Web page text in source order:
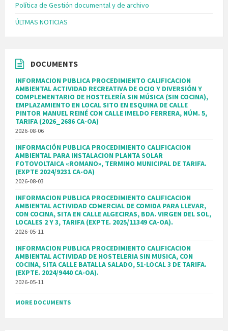
Política de Gestión documental y de archivo
ÚLTMAS NOTICIAS
DOCUMENTS
INFORMACION PUBLICA PROCEDIMIENTO CALIFICACION
AMBIENTAL ACTIVIDAD RECREATIVA DE OCIO Y DIVERSIÓN Y
COMPLEMENTARIO DE HOSTELERÍA SIN MÚSICA (SIN COCINA),
EMPLAZAMIENTO EN LOCAL SITO EN ESQUINA DE CALLE
PINTOR MANUEL REINÉ CON CALLE IMELDO FERRERA, NÚM. 5,
TARIFA (2026_2686 CA-OA)
2026-08-06
INFORMACIÓN PUBLICA PROCEDIMIENTO CALIFICACION
AMBIENTAL PARA INSTALACION PLANTA SOLAR
FOTOVOLTAICA «ROMANO», TERMINO MUNICIPAL DE TARIFA.
(EXPTE 2024/9231 CA-OA)
2026-08-03
INFORMACION PUBLICA PROCEDIMIENTO CALIFICACION
AMBIENTAL ACTIVIDAD COMERCIAL DE COMIDA PARA LLEVAR,
CON COCINA, SITA EN CALLE ALGECIRAS, BDA. VIRGEN DEL SOL,
LOCALES 2 Y 3, TARIFA (EXPTE. 2025/11349 CA-OA).
2026-05-11
INFORMACION PUBLICA PROCEDIMIENTO CALIFICACION
AMBIENTAL ACTIVIDAD DE HOSTELERIA SIN MUSICA, CON
COCINA, SITA CALLE BATALLA SALADO, 51-LOCAL 3 DE TARIFA.
(EXPTE. 2024/9440 CA-OA).
2026-05-11
MORE DOCUMENTS